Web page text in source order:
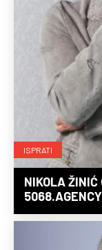
ISPRATI
NIKOLA ŽINIĆ
5068.AGENCY